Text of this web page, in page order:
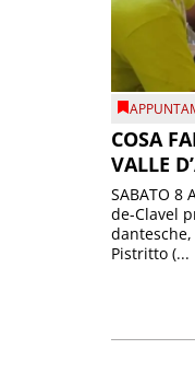
COSA
VALLE
SABATO 8
de-Clavel
Pistritto (...